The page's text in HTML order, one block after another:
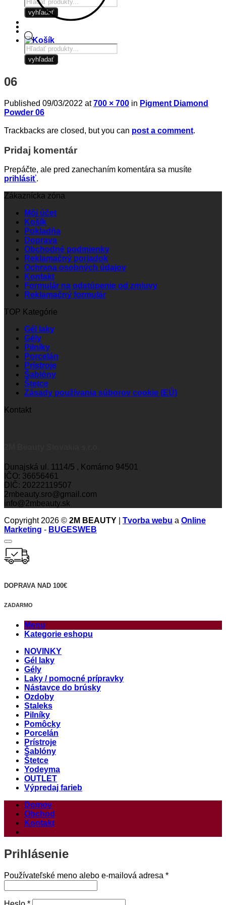
search
vyhľadať
Products
search
vyhľadať
06
Published 09/03/2022 at700 × 700 in Pigment Diamond
Powder 06
Trackbacks are closed, but you can post a comment.
Pridaj komentár
Prepáčte, ale pred zanechaním komentára sa musíte
prihlásiť.
Zákaznícka zóna
Môj účet
Košík
Pokladňa
Doprava
Obchodné podmienky
Reklamačný poriadok
Ochrana osobných údajov
Kontakt
Formulár na odstúpenie od zmluvy
Reklamačný formulár
TOP Kategórie
Gél laky
Gély
Pilníky
Porcelán
Prístroje
Šablóny
Štetce
Zásady používania súborov cookie (EÚ)
Kontakt
Dunajská ul. 1114/5 , Komárno 94501
IČO: 36656461
DIČ: 20222119507
2mbeauty.sro@gmail.com
info@2mbeauty.sk
Copyright 2026 © 2M BEAUTY Tvorba webu a Online
Marketing - BUGESWEB
DOPRAVA NAD 100€
ZADARMO
Menu
Kategorie eshopu
NOVINKY
Gél laky
Gély
Laky / pomocné prípravky
Nástavce do brúsky
Ozdoby
Staleks
Pilníky
Pomôcky
Porcelán
Prístroje
Šablóny
Štetce
Yodeyma
OUTLET
Výpredaj farieb
Domov
Obchod
Kontakt
Prihlásenie
Používateľské meno alebo e-mailová adresa *Povinné
Povinné